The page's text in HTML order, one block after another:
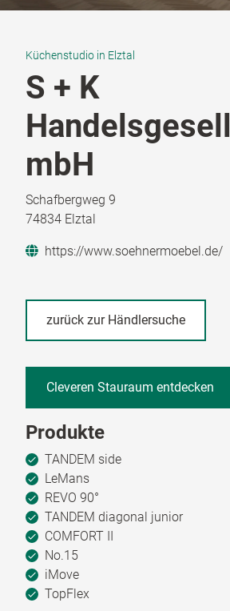
Küchenstudio in Elztal
S + K
mbH
Schafbergweg 9
74834 Elztal
https://www.soehnermoebel.de/
zurück zur Händlersuche
Cleveren Stauraum entdecken
Produkte
TANDEM side
LeMans
REVO 90°
TANDEM diagonal junior
COMFORT II
No.15
iMove
TopFlex